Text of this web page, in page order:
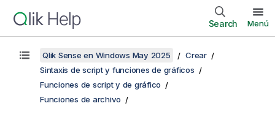
Search Menú
Qlik Sense en Windows May 2025
Crear
Sintaxis de script y funciones de gráficos
Funciones de script y de gráfico
Funciones de archivo